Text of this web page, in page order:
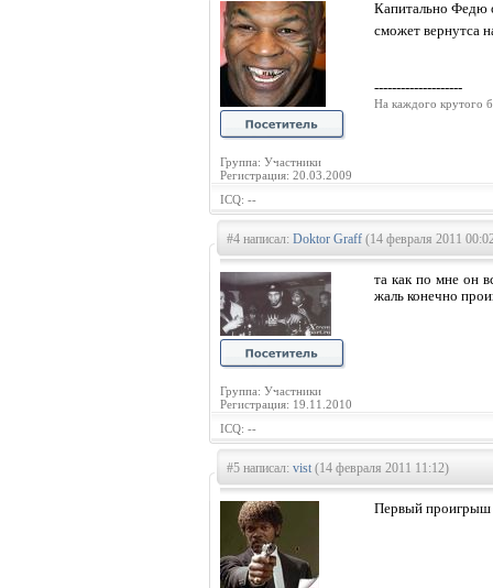
Группа: Участники
Регистрация: 20.03.2009
Капитально Федю
сможет вернутса
--------------------
На каждого крутого
ICQ: --
#4 написал: Doktor Graff (14 февраля 2011
Группа: Участники
Регистрация: 19.11.2010
та как по мне он
жаль конечно
ICQ: --
#5 написал: vist(14 февраля 2011 11:12)
Первый проигрыш